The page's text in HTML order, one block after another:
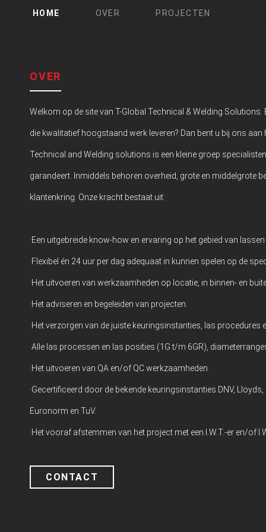
HOME OVER PROJECTEN
OVER
Welkom op de site van T-Global Technical & Welding
die kwalitatief hoogstaand werk leveren? Dan bent u bij ons aan
Technical and Welding solutions is een kleine groep
garandeert. Inmiddels behoren overheid, grote en middelgrote
klantenkring. Onze kracht bestaat uit:
·Een uitgebreide know-how en ervaring op het gebied van lassen
·Flexibel én 24 uur per dag adequaat in kunnen spelen op de
·Het uitvoeren van werkzaamheden op locatie, in binnen- en
·Het adviseren en begeleiden van projecten.
·Het verzorgen van de juiste keuringsinstanties, las procedures
·Alle las processen en las posities (1G t/m 6GR),
·Het uitvoeren van QA en/of QC werkzaamheden.
·Gecertificeerd door de bekende keuringsinstanties DNV,
Euronorm en TuV.
·Het vooraf afstemmen van het project met een I.W.T.-er en/of
CONTACT